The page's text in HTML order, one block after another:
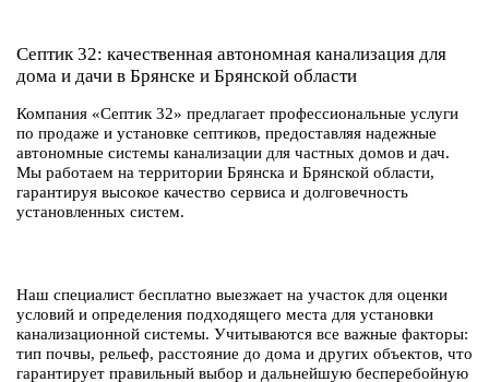
Септик 32: качественная автономная канализация для
дома и дачи в Брянске и Брянской области
Компания «Септик 32» предлагает профессиональные услуги
по продаже и установке септиков, предоставляя надежные
автономные системы канализации для частных домов и дач.
Мы работаем на территории Брянска и Брянской области,
гарантируя высокое качество сервиса и долговечность
установленных систем.
Наш специалист бесплатно выезжает на участок для оценки
условий и определения подходящего места для установки
канализационной системы. Учитываются все важные факторы:
тип почвы, рельеф, расстояние до дома и других объектов, что
гарантирует правильный выбор и дальнейшую бесперебойную